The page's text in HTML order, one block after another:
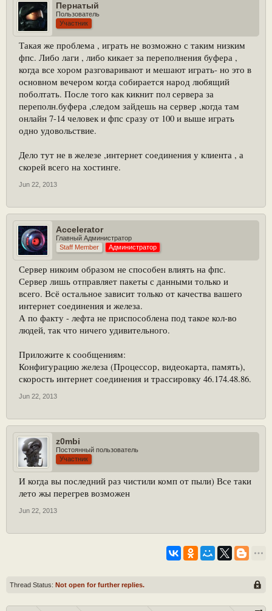
Пернатый
Пользователь
Участник
Такая же проблема , играть не возможно с таким низким
фпс. Либо лаги , либо кикает за переполнения буфера ,
когда все хором разговаривают и мешают играть- но это в
основном вечером когда собирается народ любящий
поболтать. После того как кикнит пол сервера за
переполн.буфера ,следом зайдешь на сервер ,когда там
онлайн 7-14 человек и фпс сразу от 100 и выше играть
одно удовольствие.
Дело тут не в железе ,интернет соединения у клиента , а
скорей всего на хостинге.
Jun 22, 2013
Accelerator
Главный Администратор
Staff Member
Администратор
Сервер никоим образом не способен влиять на фпс.
Сервер лишь отправляет пакеты с данными только и
всего. Всё остальное зависит только от качества вашего
интернет соединения и железа.
А по факту - лефта не приспособлена под такое кол-во
людей, так что ничего удивительного.
Приложите к сообщениям:
Конфигурацию железа (Процессор, видеокарта, память),
скорость интернет соединения и трассировку 46.174.48.86.
Jun 22, 2013
z0mbi
Постоянный пользователь
Участник
И когда вы последний раз чистили комп от пыли) Все таки
лето жы перегрев возможен
Jun 22, 2013
Thread Status: Not open for further replies.